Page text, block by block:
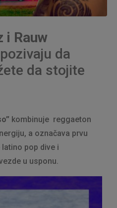
i Rauw
da
da stojite
kombinuje reggaeton
a označava prvu
pop dive i
u usponu.